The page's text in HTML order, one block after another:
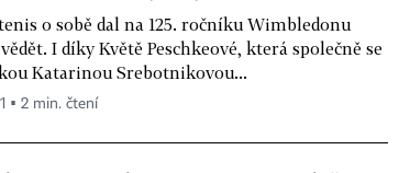
o sobě dal na 125. ročníku Wimbledonu
I díky Květě Peschkeové, která společně se
Katarinou Srebotnikovou...
▪ 2 min. čtení